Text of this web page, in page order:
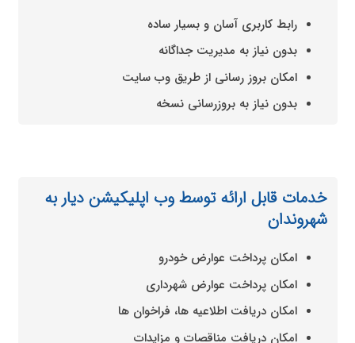
رابط کاربری آسان و بسیار ساده
بدون نیاز به مدیریت جداگانه
امکان بروز رسانی از طریق وب سایت
بدون نیاز به بروزرسانی نسخه
خدمات قابل ارائه توسط وب اپلیکیشن دیار به
شهروندان
امکان پرداخت عوارض خودرو
امکان پرداخت عوارض شهرداری
امکان دریافت اطلاعیه ها، فراخوان ها
امکان دریافت مناقصات و مزایدات